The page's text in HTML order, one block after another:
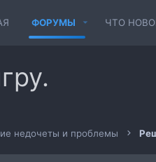
ФОРУМЫ ЧТО
недочеты и проблемы